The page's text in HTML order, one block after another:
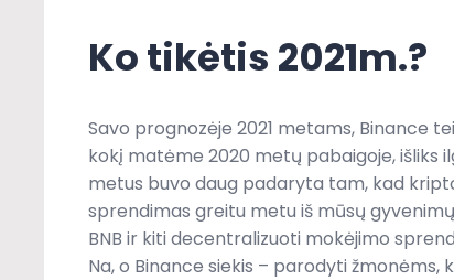
Ko tikėtis 2021m.?
Savo prognozėje 2021 metams, Binance
kokį matėme 2020 metų pabaigoje, išliks
metus buvo daug padaryta tam, kad
sprendimas greitu metu iš mūsų
BNB ir kiti decentralizuoti mokėjimo
Na, o Binance siekis – parodyti žmonėms,